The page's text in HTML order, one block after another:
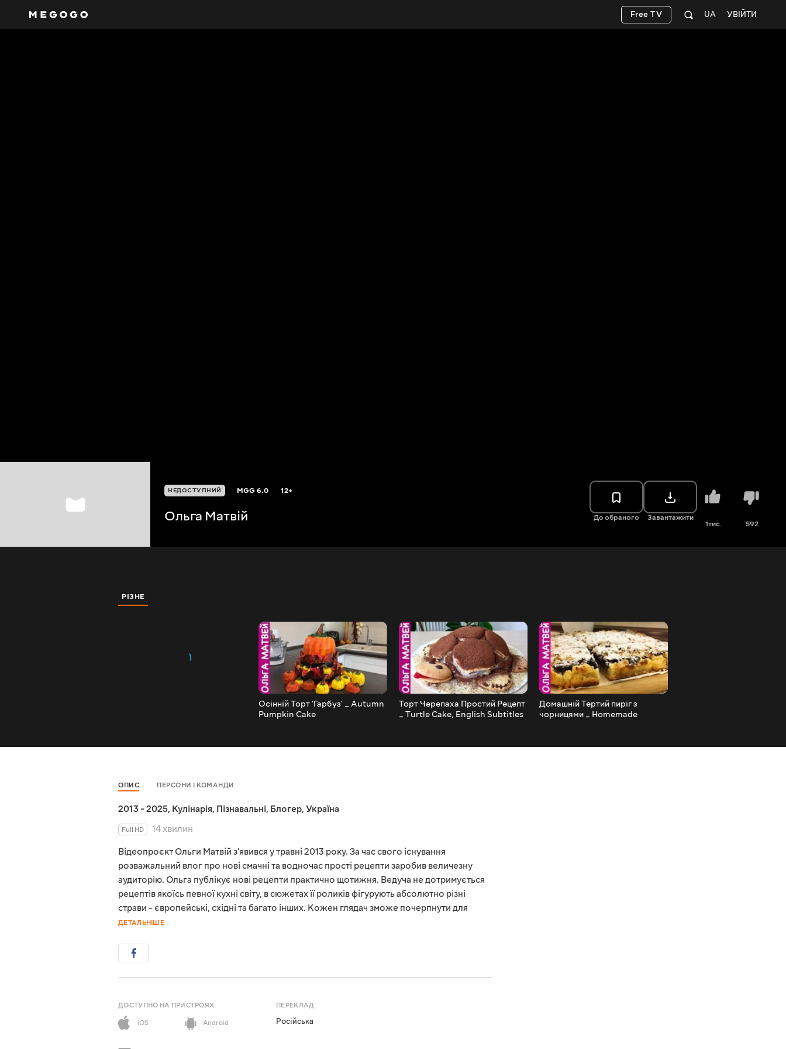
УВІЙТИ
UA
Free TV
НЕДОСТУПНИЙ MGG6.0 12+
Ольга Матвій До обраного Завантажити
1тис. 592
РІЗНЕ
Осінній Торт 'Гарбуз' _ Autumn
Pumpkin Cake
Торт Черепаха Простий Рецепт
_ Turtle Cake, English Subtitles
Домашній Тертий пиріг з
чорницями _ Homemade
ОПИС ПЕРСОНИ І КОМАНДИ
2013 - 2025, Кулінарія, Пізнавальні, Блогер, Україна
Full HD
14 хвилин
Відеопроєкт Ольги Матвій з'явився у травні 2013 року. За час свого існування
розважальний влог про нові смачні та водночас прості рецепти заробив величезну
аудиторію. Ольга публікує нові рецепти практично щотижня. Ведуча не дотримується
рецептів якоїсь певної кухні світу, в сюжетах її роликів фігурують абсолютно різні
страви - європейські, східні та багато інших. Кожен глядач зможе почерпнути для
ДЕТАЛЬНІШЕ
ДОСТУПНО НА ПРИСТРОЯХ
iOS
Android
ПЕРЕКЛАД
Російська